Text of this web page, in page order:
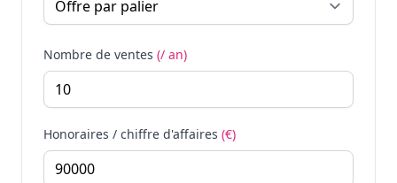
Nombre de ventes (/ an)
Honoraires / chiffre d'affaires (€)